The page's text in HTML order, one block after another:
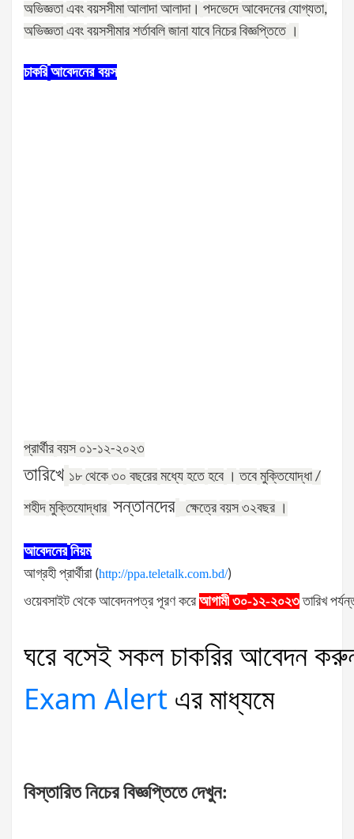
অভিজ্ঞতা এবং বয়সসীমা আলাদা আলাদা। পদভেদে আবেদনের যোগ্যতা,
অভিজ্ঞতা এবং বয়সসীমার শর্তাবলি জানা যাবে নিচের বিজ্ঞপ্তিতে ।
চাকরি আবেদনের বয়স
প্রার্থীর বয়স ০১-১২-২০২৩
তারিখে ১৮ থেকে ৩০ বছরের মধ্যে হতে হবে । তবে মুক্তিযোদ্ধা /
শহীদ মুক্তিযোদ্ধার সন্তানদের ক্ষেত্রে বয়স ৩২বছর ।
আবেদনের নিয়ম
আগ্রহী প্রার্থীরা(http://ppa.teletalk.com.bd/)
ওয়েবসাইট থেকে আবেদনপত্র পূরণ করে আগামী ৩০-১২-২০২৩ তারিখ
ঘরে বসেই সকল চাকরির আবেদন
Exam Alert এর মাধ্যমে
বিস্তারিতনিচেরবিজ্ঞপ্তিতে দেখুন: